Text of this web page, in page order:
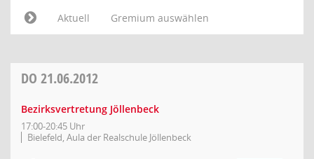
Aktuell
Gremium auswählen
DO 21.06.2012
Bezirksvertretung Jöllenbeck
17:00-20:45 Uhr
Bielefeld, Aula der Realschule Jöllenbeck